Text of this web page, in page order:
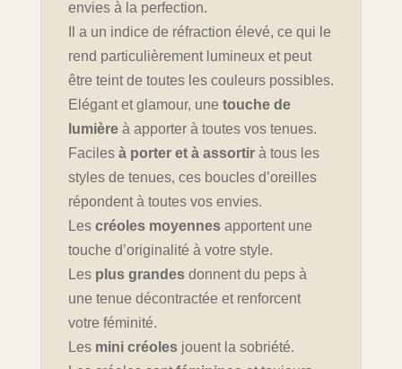
envies à la perfection.
Il a un indice de réfraction élevé, ce qui le
rend particulièrement lumineux et peut
être teint de toutes les couleurs possibles.
Elégant et glamour, une touche de
lumièreà apporter à toutes vos tenues.
Faciles à porter et à assortirà tous les
styles de tenues, ces boucles d’oreilles
répondent à toutes vos envies.
Les créoles moyennesapportent une
touche d’originalité à votre style.
Lesplus grandesdonnent du peps à
une tenue décontractée et renforcent
votre féminité.
Les mini créolesjouent la sobriété.